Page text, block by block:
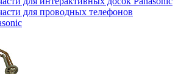
для проводных телефонов